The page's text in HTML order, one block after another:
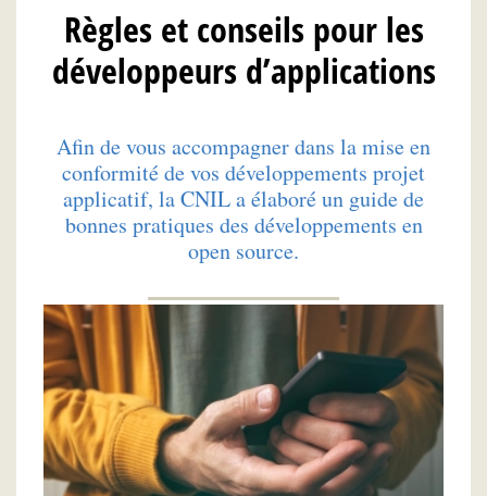
Règles et conseils pour les
développeurs d’applications
Afin de vous accompagner dans la mise en
conformité de vos développements projet
applicatif, la CNIL a élaboré un guide de
bonnes pratiques des développements en
open source.